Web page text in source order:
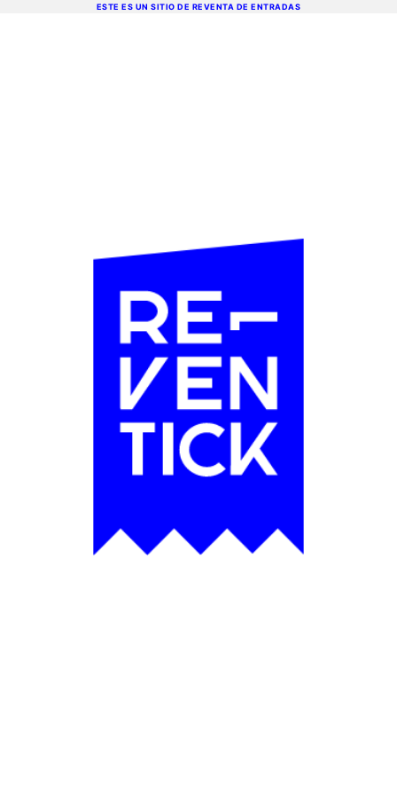
ESTE ES UN SITIO DE REVENTA DE ENTRADAS